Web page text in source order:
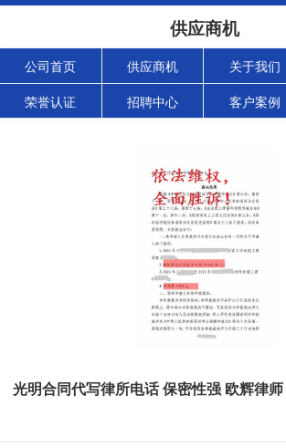
供应商机
公司首页 供应商机 关于我们
荣誉认证 招聘中心 客户案例
光明合同代写律所电话 保密性强 欧辉律师